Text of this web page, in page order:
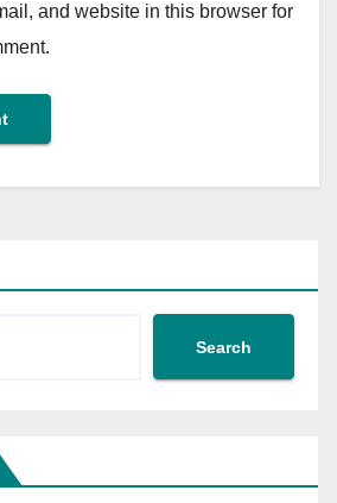
and website in this browser for
Search